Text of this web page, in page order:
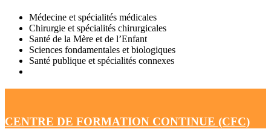
Médecine et spécialités médicales
Chirurgie et spécialités chirurgicales
Santé de la Mère et de l’Enfant
Sciences fondamentales et biologiques
Santé publique et spécialités connexes
CENTRE DE FORMATION CONTINUE (CFC)